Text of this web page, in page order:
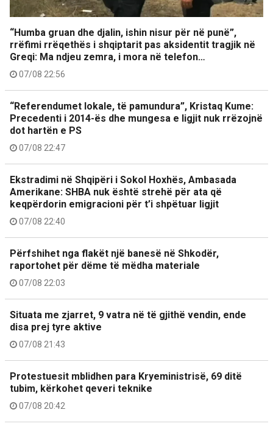
“Humba gruan dhe djalin, ishin nisur për në punë”,
rrëfimi rrëqethës i shqiptarit pas aksidentit tragjik në
Greqi: Ma ndjeu zemra, i mora në telefon…
07/08 22:56
“Referendumet lokale, të pamundura”, Kristaq Kume:
Precedenti i 2014-ës dhe mungesa e ligjit nuk rrëzojnë
dot hartën e PS
07/08 22:47
Ekstradimi në Shqipëri i Sokol Hoxhës, Ambasada
Amerikane: SHBA nuk është strehë për ata që
keqpërdorin emigracioni për t’i shpëtuar ligjit
07/08 22:40
Përfshihet nga flakët një banesë në Shkodër,
raportohet për dëme të mëdha materiale
07/08 22:03
Situata me zjarret, 9 vatra në të gjithë vendin, ende
disa prej tyre aktive
07/08 21:43
Protestuesit mblidhen para Kryeministrisë, 69 ditë
tubim, kërkohet qeveri teknike
07/08 20:42